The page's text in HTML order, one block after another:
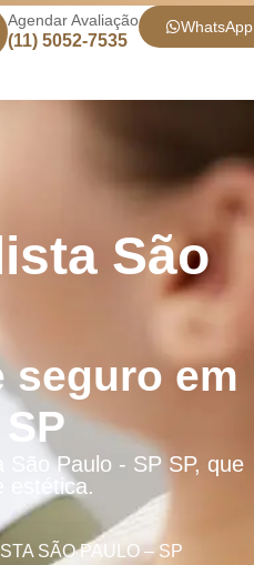
Agendar Avaliação
(11) 5052-7535
WhatsApp
São
em
Paulo - SP SP, que
estética.
SÃO PAULO – SP